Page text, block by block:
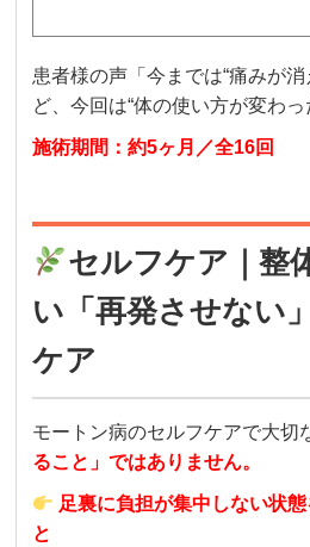
患者様の声「今までは“痛みが
ど、今回は“体の使い方が変わっ
施術期間：約5ヶ月／全16回
セルフケア｜整
い「再発させない
ケア
モートン病のセルフケアで大切
ること」ではありません。
足裏に負担が集中しない状
と